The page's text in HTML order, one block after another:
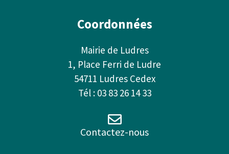
Coordonnées
Mairie de Ludres
1, Place Ferri de Ludre
54711 Ludres Cedex
Tél : 03 83 26 14 33
Contactez-nous